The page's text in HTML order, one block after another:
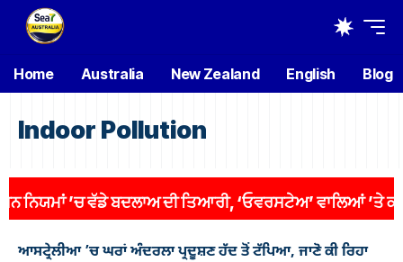
Home Australia New Zealand English Blog
Indoor Pollution
’ਚ ਵੱਡੇ ਬਦਲਾਅ ਦੀ ਤਿਆਰੀ, ‘ਓਵਰਸਟੇਅ’ ਵਾਲਿਆਂ ’ਤੇ ਕਸੇਗਾ
ਆਸਟ੍ਰੇਲੀਆ ’ਚ ਘਰਾਂ ਅੰਦਰਲਾ ਪ੍ਰਦੂਸ਼ਣ ਹੱਦ ਤੋਂ ਟੱਪਿਆ, ਜਾਣੋ ਕੀ ਰਿਹਾ